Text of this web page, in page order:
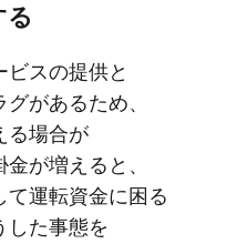
る
スの​提供と​
が​ある​ため、​
る​場合が​
が​増えると、​
て​運転資金に​困る​
した​事態を​